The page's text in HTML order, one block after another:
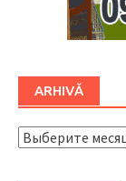
ARHIVĂ
ARHIVĂ